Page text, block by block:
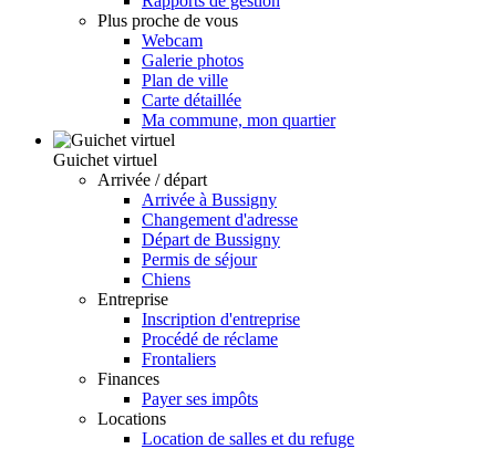
Plus proche de vous
Webcam
Galerie photos
Plan de ville
Carte détaillée
Ma commune, mon quartier
Guichet virtuel
Arrivée / départ
Arrivée à Bussigny
Changement d'adresse
Départ de Bussigny
Permis de séjour
Chiens
Entreprise
Inscription d'entreprise
Procédé de réclame
Frontaliers
Finances
Payer ses impôts
Locations
Location de salles et du refuge